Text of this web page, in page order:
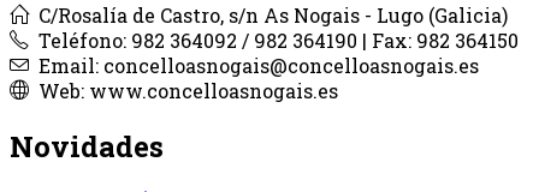
C/Rosalía de Castro, s/n As Nogais - Lugo (Galicia)
Teléfono: 982 364092 / 982 364190 | Fax: 982 364150
Email: concelloasnogais@concelloasnogais.es
Web: www.concelloasnogais.es
Novidades